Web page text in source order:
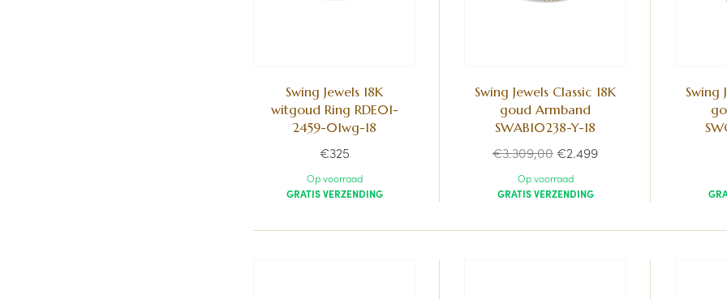
Swing Jewels 18K
witgoud Ring RDE01-
2459-01wg-18
€325
Op voorraad
GRATIS VERZENDING
Swing Jewels Classic 18K
goud Armband
SWAB10238-Y-18
Normale
€3.309,00€2.499
Op voorraad
GRATIS VERZENDING
Swing